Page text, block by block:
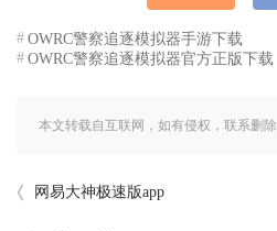
OWRC警察追逐模拟器手游下载
OWRC警察追逐模拟器官方正版下载
本文转载自互联网，如有侵权，联系删除
网易大神极速版app